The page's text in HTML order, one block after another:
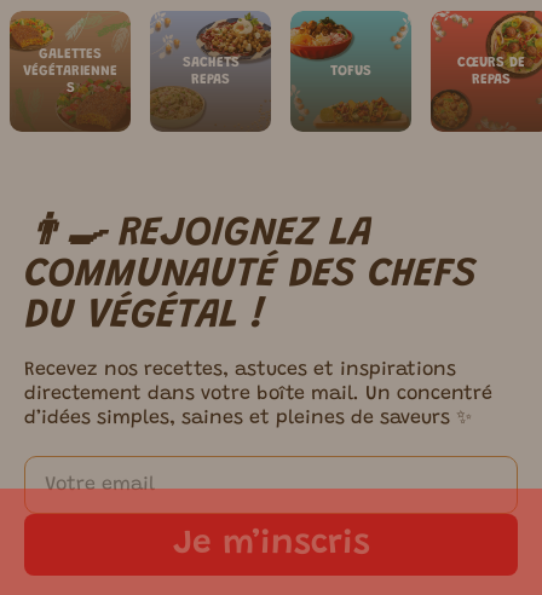
GALETTES
VÉGÉTARIENNE
S
SACHETS
REPAS
TOFUS
CŒURS DE
REPAS
👨‍🍳 REJOIGNEZ LA
COMMUNAUTÉ DES CHEFS
DU VÉGÉTAL !
Recevez nos recettes, astuces et inspirations
directement dans votre boîte mail. Un concentré
d’idées simples, saines et pleines de saveurs ✨
ici.
Je m’inscris